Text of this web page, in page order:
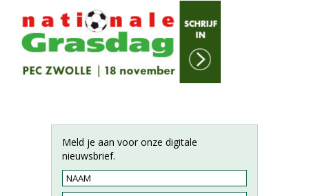
Meld je aan voor onze digitale
nieuwsbrief.